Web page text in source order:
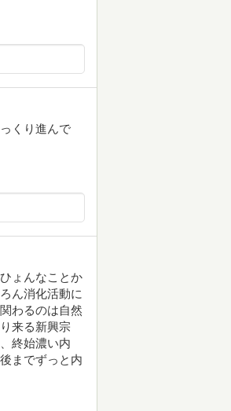
くり進んで
ょんなことか
ん消化活動に
わるのは自然
来る新興宗
終始濃い内
までずっと内